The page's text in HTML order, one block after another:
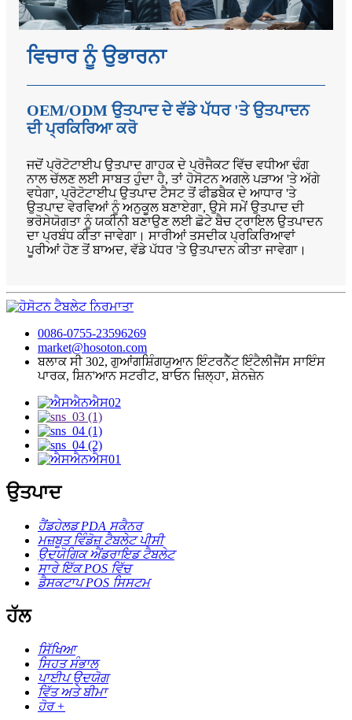
ਵਿਚਾਰ ਨੂੰ ਉਭਾਰਨਾ
OEM/ODM ਉਤਪਾਦ ਦੇ ਵੱਡੇ ਪੱਧਰ 'ਤੇ ਉਤਪਾਦਨ
ਦੀ ਪ੍ਰਕਿਰਿਆ ਕਰੋ
ਜਦੋਂ ਪ੍ਰੋਟੋਟਾਈਪ ਉਤਪਾਦ ਗਾਹਕ ਦੇ ਪ੍ਰੋਜੈਕਟ ਵਿੱਚ ਵਧੀਆ ਢੰਗ
ਨਾਲ ਚੱਲਣ ਲਈ ਸਾਬਤ ਹੁੰਦਾ ਹੈ, ਤਾਂ ਹੋਸੋਟਨ ਅਗਲੇ ਪੜਾਅ 'ਤੇ ਅੱਗੇ
ਵਧੇਗਾ, ਪ੍ਰੋਟੋਟਾਈਪ ਉਤਪਾਦ ਟੈਸਟ ਤੋਂ ਫੀਡਬੈਕ ਦੇ ਆਧਾਰ 'ਤੇ
ਉਤਪਾਦ ਵੇਰਵਿਆਂ ਨੂੰ ਅਨੁਕੂਲ ਬਣਾਏਗਾ, ਉਸੇ ਸਮੇਂ ਉਤਪਾਦ ਦੀ
ਭਰੋਸੇਯੋਗਤਾ ਨੂੰ ਯਕੀਨੀ ਬਣਾਉਣ ਲਈ ਛੋਟੇ ਬੈਚ ਟ੍ਰਾਇਲ ਉਤਪਾਦਨ
ਦਾ ਪ੍ਰਬੰਧ ਕੀਤਾ ਜਾਵੇਗਾ। ਸਾਰੀਆਂ ਤਸਦੀਕ ਪ੍ਰਕਿਰਿਆਵਾਂ
ਪੂਰੀਆਂ ਹੋਣ ਤੋਂ ਬਾਅਦ, ਵੱਡੇ ਪੱਧਰ 'ਤੇ ਉਤਪਾਦਨ ਕੀਤਾ ਜਾਵੇਗਾ।
0086-0755-23596269
market@hosoton.com
ਬਲਾਕ ਸੀ 302, ਗੁਆਂਗਸ਼ਿੰਗਯੁਆਨ ਇੰਟਰਨੈੱਟ ਇੰਟੈਲੀਜੈਂਸ ਸਾਇੰਸ
ਪਾਰਕ, ​​ਸ਼ਿਨ'ਆਨ ਸਟਰੀਟ, ਬਾਓਨ ਜ਼ਿਲ੍ਹਾ, ਸ਼ੇਨਜ਼ੇਨ
ਉਤਪਾਦ
ਹੈਂਡਹੇਲਡ PDA ਸਕੈਨਰ
ਮਜ਼ਬੂਤ ​​ਵਿੰਡੋਜ਼ ਟੈਬਲੇਟ ਪੀਸੀ
ਉਦਯੋਗਿਕ ਐਂਡਰਾਇਡ ਟੈਬਲੇਟ
ਸਾਰੇ ਇੱਕ POS ਵਿੱਚ
ਡੈਸਕਟਾਪ POS ਸਿਸਟਮ
ਹੱਲ
ਸਿੱਖਿਆ
ਸਿਹਤ ਸੰਭਾਲ
ਪਾਈਪ ਉਦਯੋਗ
ਵਿੱਤ ਅਤੇ ਬੀਮਾ
ਹੋਰ +